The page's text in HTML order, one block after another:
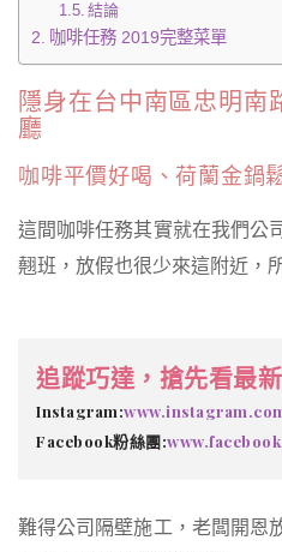
結論
咖啡任務 2019完整菜單
隱身在台中南區忠明南
廳
咖啡平價好喝、荷蘭金鍋
這間咖啡任務其實就在我們公
翹班，放假也很少來這附近，
追蹤巧達，搶先看最新
Instagram:
Facebook粉絲團:
難得公司隔壁施工，老闆開恩